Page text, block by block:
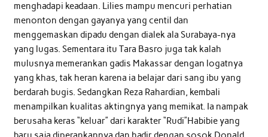
menghadapi keadaan. Lilies mampu mencuri perhatian
menonton dengan gayanya yang centil dan
menggemaskan dipadu dengan dialek ala Surabaya-nya
yang lugas. Sementara itu Tara Basro juga tak kalah
mulusnya memerankan gadis Makassar dengan logatnya
yang khas, tak heran karena ia belajar dari sang ibu yang
berdarah bugis. Sedangkan Reza Rahardian, kembali
menampilkan kualitas aktingnya yang memikat. Ia nampak
berusaha keras “keluar” dari karakter “Rudi”Habibie yang